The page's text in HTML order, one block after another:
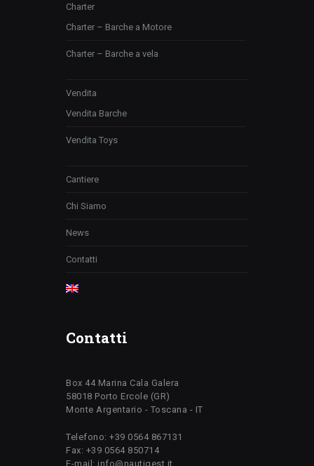
Charter
Charter – Barche a Motore
Charter – Barche a vela
Vendita
Vendita Barche
Vendita Toys
Cantiere
Chi Siamo
News
Contatti
Contatti
Box 44 Marina Cala Galera
58018 Porto Ercole (GR)
Monte Argentario - Toscana - IT
Telefono: +39 0564 867131
Fax: +39 0564 850714
E-mail: info@nautigest.it